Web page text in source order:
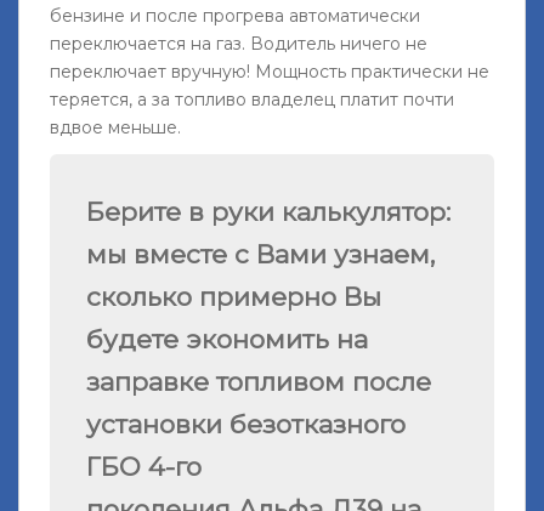
бензине и после прогрева автоматически
переключается на газ. Водитель ничего не
переключает вручную! Мощность практически не
теряется, а за топливо владелец платит почти
вдвое меньше.
Берите в руки калькулятор:
мы вместе с Вами узнаем,
сколько примерно Вы
будете экономить на
заправке топливом после
установки безотказного
ГБО 4-го